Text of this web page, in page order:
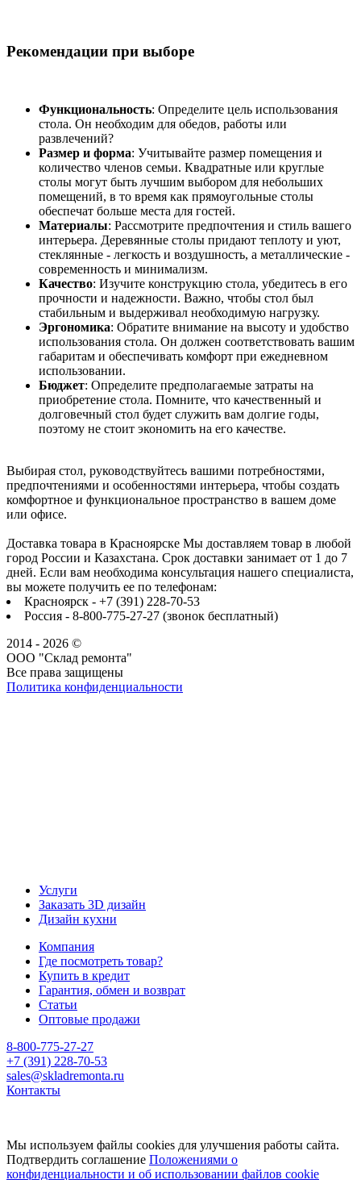
Рекомендации при выборе
Функциональность: Определите цель использования
стола. Он необходим для обедов, работы или
развлечений?
Размер и форма: Учитывайте размер помещения и
количество членов семьи. Квадратные или круглые
столы могут быть лучшим выбором для небольших
помещений, в то время как прямоугольные столы
обеспечат больше места для гостей.
Материалы: Рассмотрите предпочтения и стиль вашего
интерьера. Деревянные столы придают теплоту и уют,
стеклянные - легкость и воздушность, а металлические -
современность и минимализм.
Качество: Изучите конструкцию стола, убедитесь в его
прочности и надежности. Важно, чтобы стол был
стабильным и выдерживал необходимую нагрузку.
Эргономика: Обратите внимание на высоту и удобство
использования стола. Он должен соответствовать вашим
габаритам и обеспечивать комфорт при ежедневном
использовании.
Бюджет: Определите предполагаемые затраты на
приобретение стола. Помните, что качественный и
долговечный стол будет служить вам долгие годы,
поэтому не стоит экономить на его качестве.
Выбирая стол, руководствуйтесь вашими потребностями,
предпочтениями и особенностями интерьера, чтобы создать
комфортное и функциональное пространство в вашем доме
или офисе.
Доставка товара в Красноярске Мы доставляем товар в любой
город России и Казахстана. Срок доставки занимает от 1 до 7
дней. Если вам необходима консультация нашего специалиста,
вы можете получить ее по телефонам:
Красноярск - +7 (391) 228-70-53
Россия - 8-800-775-27-27 (звонок бесплатный)
2014 - 2026 ©
ООО "Склад ремонта"
Все права защищены
Политика конфиденциальности
Услуги
Заказать 3D дизайн
Дизайн кухни
Компания
Где посмотреть товар?
Купить в кредит
Гарантия, обмен и возврат
Статьи
Оптовые продажи
8-800-775-27-27
+7 (391) 228-70-53
sales@skladremonta.ru
Контакты
Мы используем файлы cookies для улучшения работы сайта.
Подтвердить соглашение Положениями о
конфиденциальности и об использовании файлов cookie